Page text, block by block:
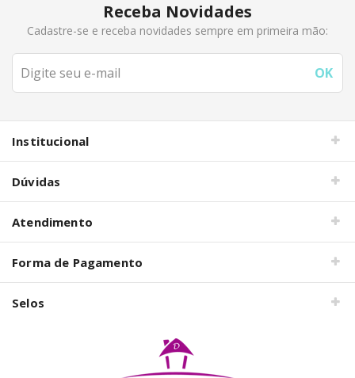
Receba Novidades
Cadastre-se e receba novidades sempre em primeira mão:
Institucional
Dúvidas
Atendimento
Forma de Pagamento
Selos